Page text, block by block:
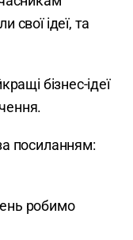
свої ідеї, та
бізнес-ідеї
посиланням:
робимо